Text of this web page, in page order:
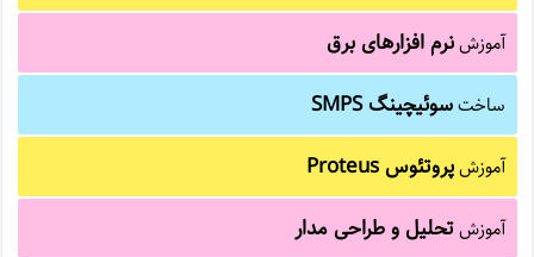
آموزشنرم افزارهای برق
ساختسوئیچینگ SMPS
آموزشپروتئوس Proteus
آموزشتحلیل و طراحی مدار